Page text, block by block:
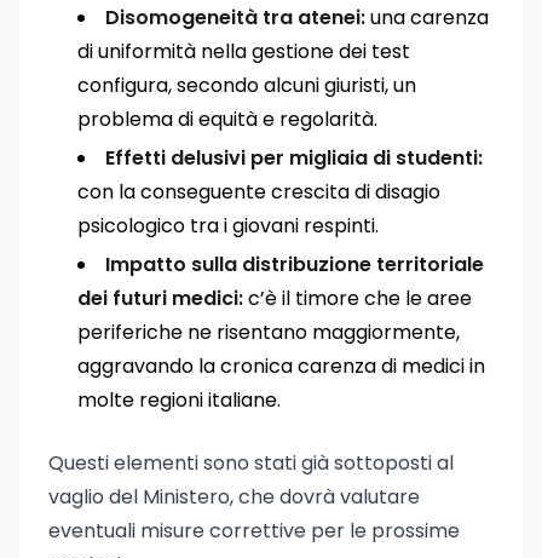
Disomogeneità tra atenei:una carenza
di uniformità nella gestione dei test
configura, secondo alcuni giuristi, un
problema di equità e regolarità.
Effetti delusivi per migliaia di studenti:
con la conseguente crescita di disagio
psicologico tra i giovani respinti.
Impatto sulla distribuzione territoriale
dei futuri medici:c’è il timore che le aree
periferiche ne risentano maggiormente,
aggravando la cronica carenza di medici in
molte regioni italiane.
Questi elementi sono stati già sottoposti al
vaglio del Ministero, che dovrà valutare
eventuali misure correttive per le prossime